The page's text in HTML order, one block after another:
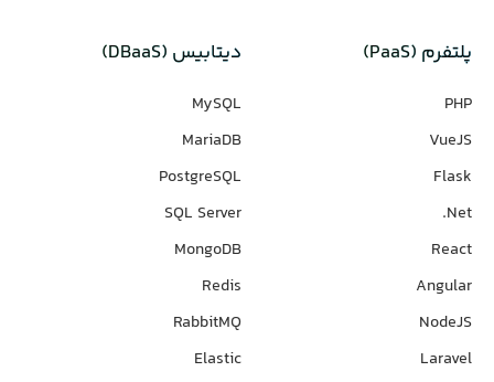
پلتفرم (PaaS)
PHP
VueJS
Flask
Net.
React
Angular
NodeJS
Laravel
دیتابیس‌ (DBaaS)
MySQL
MariaDB
PostgreSQL
SQL Server
MongoDB
Redis
RabbitMQ
Elastic